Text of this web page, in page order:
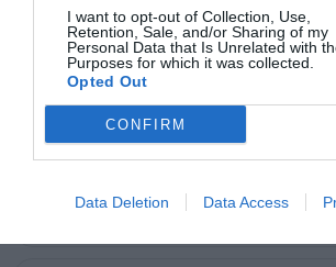
I want to opt-out of Collection, Use,
Retention, Sale, and/or Sharing of my
Personal Data that Is Unrelated with
Purposes for which it was collected.
Opted Out
CONFIRM
Data Deletion Data Access
Añadir El Farmacéuticocomo
de Google de forma gratuita
Mantente informado con las últimas
ACTIVAR AHORA
Tags